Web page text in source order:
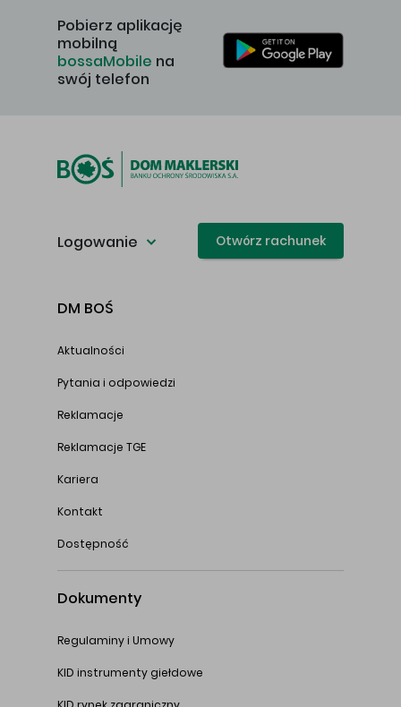
Pobierz aplikację
mobilną
bossaMobile na
swój telefon
Logowanie Otwórz rachunek
DM BOŚ
Aktualności
Pytania i odpowiedzi
Reklamacje
Reklamacje TGE
Kariera
Kontakt
Dostępność
Dokumenty
Regulaminy i Umowy
KID instrumenty giełdowe